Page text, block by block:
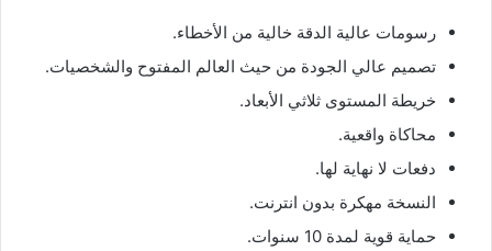
رسومات عالية الدقة خالية من الأخطاء.
تصميم عالي الجودة من حيث العالم المفتوح والشخصيات.
خريطة المستوى ثلاثي الأبعاد.
محاكاة واقعية.
دفعات لا نهاية لها.
النسخة مهكرة بدون انترنت.
حماية قوية لمدة 10 سنوات.